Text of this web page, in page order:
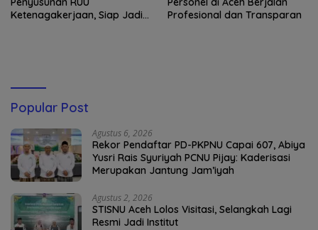
Ketenagakerjaan, Siap Jadi
Profesional dan Transparan
Popular Post
Agustus 6, 2026
Rekor Pendaftar PD-PKPNU Capai 607, Abiya
Yusri Rais Syuriyah PCNU Pijay: Kaderisasi
Merupakan Jantung Jam’iyah
Agustus 2, 2026
STISNU Aceh Lolos Visitasi, Selangkah Lagi
Resmi Jadi Institut